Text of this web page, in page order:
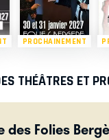
PROCHAINEMENT
THÉÂTRES ET
des Folies